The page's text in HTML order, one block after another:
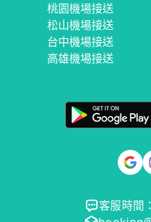
桃園機場接送
松山機場接送
台中機場接送
高雄機場接送
客服時間